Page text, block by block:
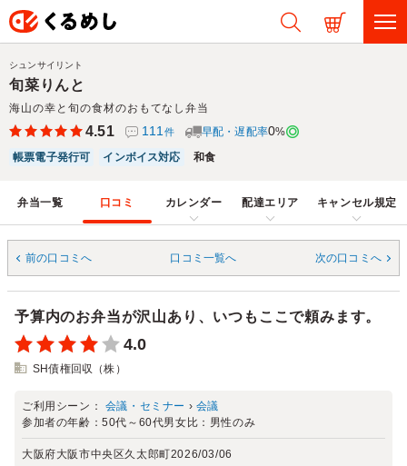
旬菜りんと
海山の幸と旬の食材のおもてなし弁当
シュンサイリント
4.51 111 件 早配・遅配率0%
帳票電子発行可
インボイス対応 和食
弁当一覧 口コミ カレンダー 配達エリア キャンセル規定
前の口コミへ 口コミ一覧へ 次の口コミへ
予算内のお弁当が沢山あり、いつもここで頼みます。
4.0
SH債権回収（株）
ご利用シーン： 会議・セミナー › 会議
参加者の年齢：50代～60代男女比： 男性のみ
大阪府大阪市中央区久太郎町2026/03/06